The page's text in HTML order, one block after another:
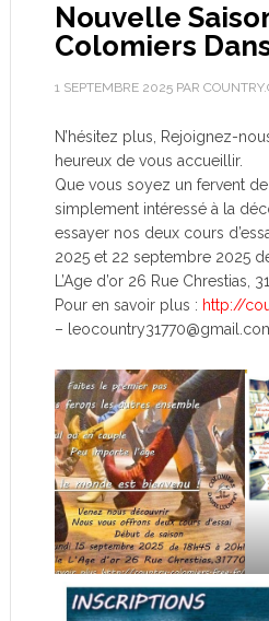
Nouvelle
Colomiers
1 SEPTEMBRE 2025PAR
N’hésitez plus, Rejoignez-
heureux de vous accueillir.
Que vous soyez un fervent
simplement intéressé à la
essayer nos deux cours
2025 et 22 septembre 2025
L’Age d’or 26 Rue Chrestias,
Pour en savoir plus : http://
–